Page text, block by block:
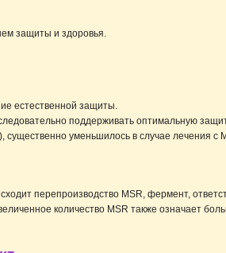
защиты и здоровья.
естественной защиты.
поддерживать оптимальную
уменьшилось в случае лечения с
перепроизводство MSR, фермент,
количество MSR также означает